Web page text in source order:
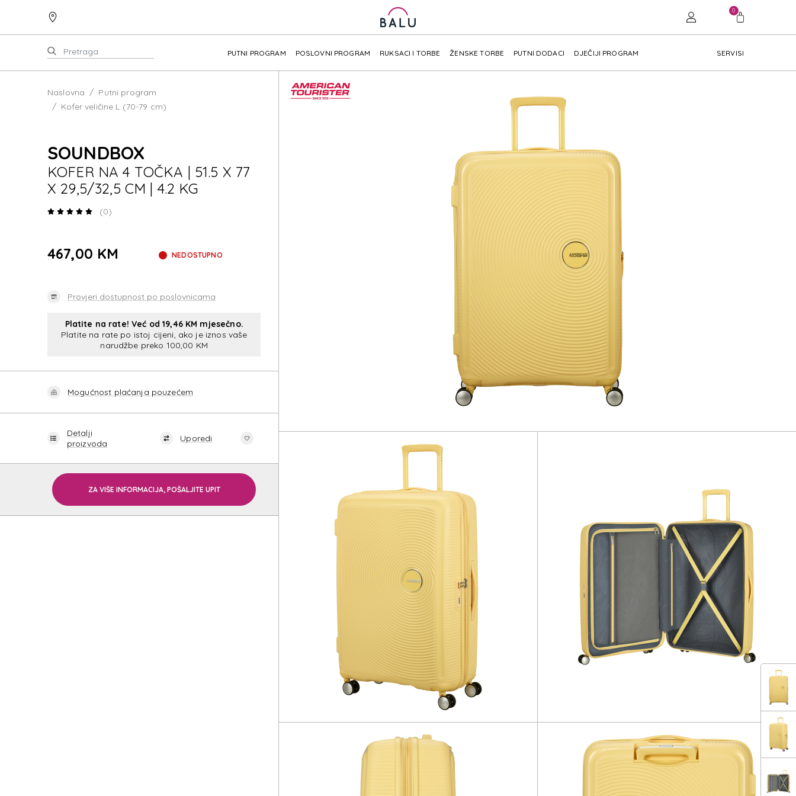
0
PUTNI PROGRAM POSLOVNI PROGRAM RUKSACI I TORBE ŽENSKE TORBE PUTNI DODACI DJEČIJI PROGRAM SERVISI
Naslovna
Putni program
Kofer veličine L (70-79 cm)
SOUNDBOX
KOFER NA 4 TOČKA | 51.5 X 77
X 29,5/32,5 CM | 4.2 KG
(0)
467,00 KM NEDOSTUPNO
Provjeri dostupnost po poslovnicama
Platite na rate! Već od 19,46 KM mjesečno.
Platite na rate po istoj cijeni, ako je iznos vaše
narudžbe preko 100,00 KM
Mogućnost plaćanja pouzećem
Detalji
proizvoda
Uporedi
ZA VIŠE INFORMACIJA, POŠALJITE UPIT